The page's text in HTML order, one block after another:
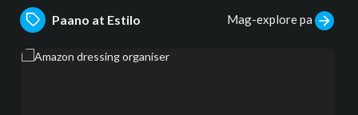
Paano at Estilo Mag-explore pa